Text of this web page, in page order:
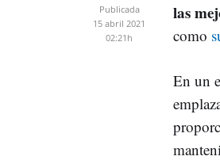
Publicada
15 abril 2021
02:21h
las
como
En un